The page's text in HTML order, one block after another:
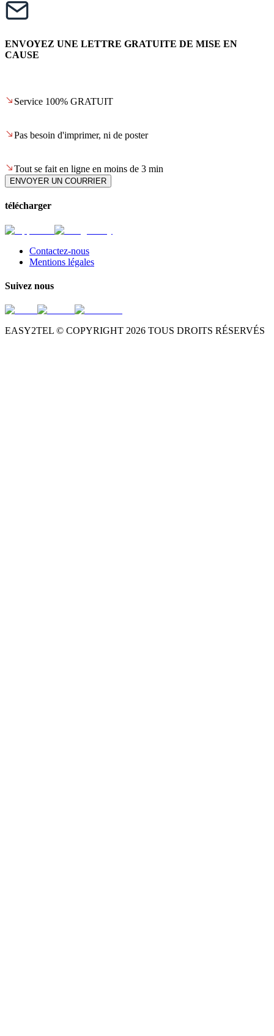
ENVOYEZ UNE LETTRE GRATUITE DE MISE EN
CAUSE
Service 100% GRATUIT
Pas besoin d'imprimer, ni de poster
Tout se fait en ligne en moins de 3 min
ENVOYER UN COURRIER
télécharger
Contactez-nous
Mentions légales
Suivez nous
EASY2TEL © COPYRIGHT 2026 TOUS DROITS RÉSERVÉS